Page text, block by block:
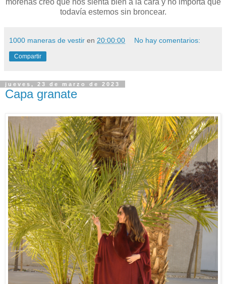
morenas creo que nos sienta bien a la cara y no importa que
todavía estemos sin broncear.
1000 maneras de vestir en 20:00:00 No hay comentarios:
Compartir
jueves, 23 de marzo de 2023
Capa granate